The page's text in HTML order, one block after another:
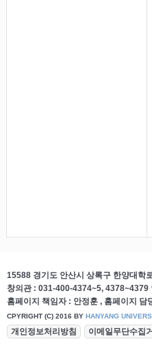
15588 경기도 안산시 상록구 한양대학
창의관 : 031-400-4374~5,
홈페이지 책임자 : 안정훈 , 홈페이지
CPYRIGHT (C) 2016 BY HANYANG
개인정보처리방침 이메일무단수집